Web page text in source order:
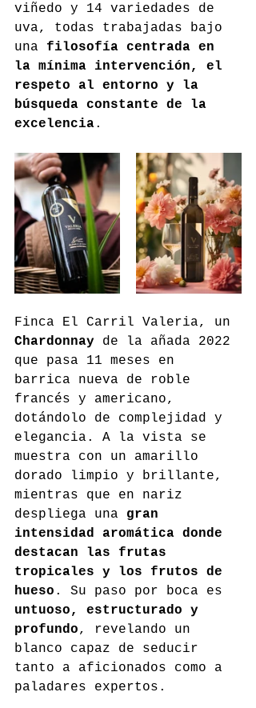
viñedo y 14 variedades de
uva, todas trabajadas bajo
una filosofía centrada en
la mínima intervención, el
respeto al entorno y la
búsqueda constante de la
excelencia.
Finca El Carril Valeria, un
Chardonnay de la añada 2022
que pasa 11 meses en
barrica nueva de roble
francés y americano,
dotándolo de complejidad y
elegancia. A la vista se
muestra con un amarillo
dorado limpio y brillante,
mientras que en nariz
despliega una gran
intensidad aromática donde
destacan las frutas
tropicales y los frutos de
hueso . Su paso por boca es
untuoso, estructurado y
profundo, revelando un
blanco capaz de seducir
tanto a aficionados como a
paladares expertos.